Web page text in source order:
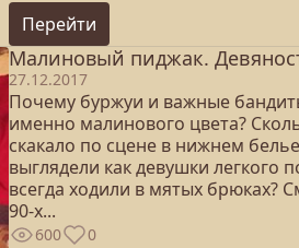
Перейти
Малиновый пиджак.
27.12.2017
Почему буржуи и важные
именно малинового цвета?
скакало по сцене в нижнем
выглядели как девушки легкого
всегда ходили в мятых брюках?
90-х...
600 0